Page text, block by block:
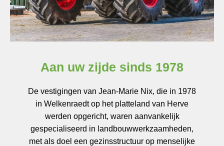
Aan uw zijde sinds 1978
De vestigingen van Jean-Marie Nix, die in 1978
in Welkenraedt op het platteland van Herve
werden opgericht, waren aanvankelijk
gespecialiseerd in landbouwwerkzaamheden,
met als doel een gezinsstructuur op menselijke